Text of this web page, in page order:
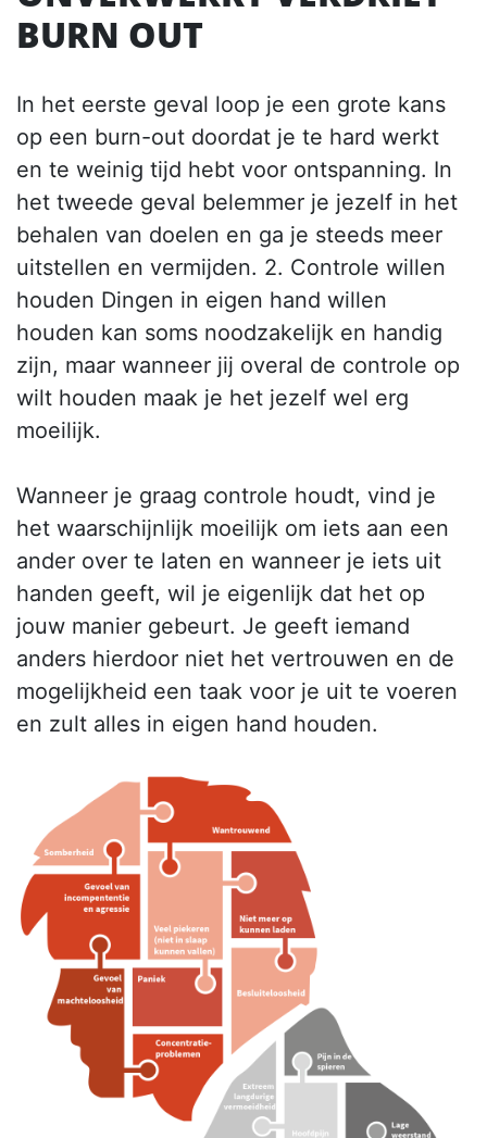
BURN OUT
In het eerste geval loop je een grote kans
op een burn-out doordat je te hard werkt
en te weinig tijd hebt voor ontspanning. In
het tweede geval belemmer je jezelf in het
behalen van doelen en ga je steeds meer
uitstellen en vermijden. 2. Controle willen
houden Dingen in eigen hand willen
houden kan soms noodzakelijk en handig
zijn, maar wanneer jij overal de controle op
wilt houden maak je het jezelf wel erg
moeilijk.
Wanneer je graag controle houdt, vind je
het waarschijnlijk moeilijk om iets aan een
ander over te laten en wanneer je iets uit
handen geeft, wil je eigenlijk dat het op
jouw manier gebeurt. Je geeft iemand
anders hierdoor niet het vertrouwen en de
mogelijkheid een taak voor je uit te voeren
en zult alles in eigen hand houden.